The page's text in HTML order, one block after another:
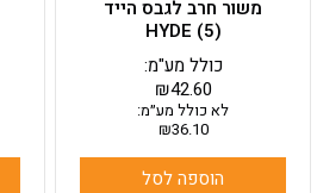
משור חרב לגבס הייד
HYDE (5)
₪42.60
כולל מע"מ:
לא כולל מע״מ:
₪36.10
הוספה לסל